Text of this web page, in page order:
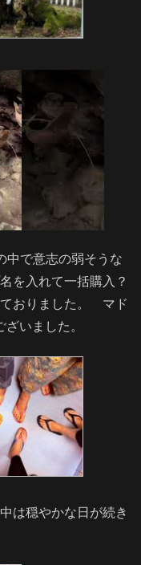
中で意志の弱そうな
を入れて一括購入？
おりました。 マド
いました。
は穏やかな日が続き